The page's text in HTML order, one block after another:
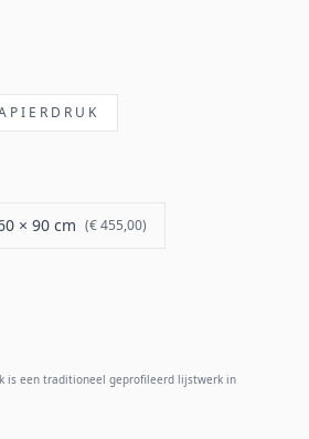
× 90 cm (€ 455,00)
is een traditioneel geprofileerd lijstwerk in